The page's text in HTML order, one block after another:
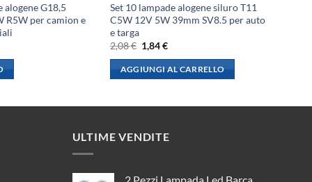
alogene G18,5
R5W per camion e
Set 10 lampade alogene siluro T11
C5W 12V 5W 39mm SV8.5 per auto
e targa
2,08€ Il
prezzo
originale
era:
1,84€Il
attuale
è:
AGGIUNGI AL CARRELLO
ULTIME VENDITE